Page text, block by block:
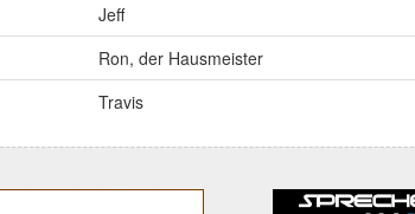
Jeff
Ron, der Hausmeister
Travis